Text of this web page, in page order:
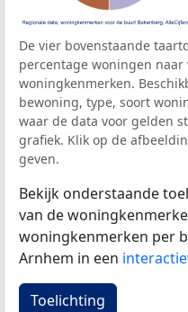
De vier bovenstaande
percentage woningen
woningkenmerken.
bewoning, type, soort
waar de data voor gelden
grafiek. Klik op de
geven.
Bekijk onderstaande
van de
woningkenmerken per
Arnhem in een
Toelichting